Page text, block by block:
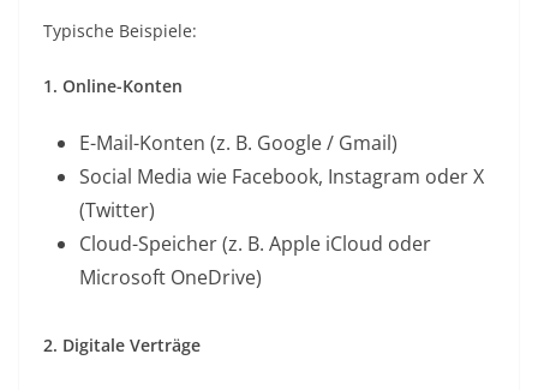
Typische Beispiele:
1. Online-Konten
E-Mail-Konten (z. B. Google / Gmail)
Social Media wie Facebook, Instagram oder X
(Twitter)
Cloud-Speicher (z. B. Apple iCloud oder
Microsoft OneDrive)
2. Digitale Verträge